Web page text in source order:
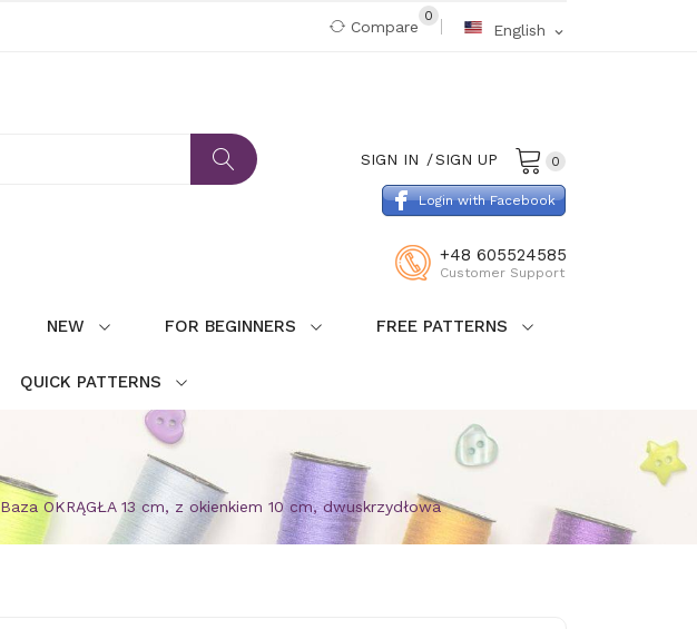
English expand_more
Compare
0
0
SIGN IN SIGN UP
+48 605524585
Customer Support
Login with Facebook
NEW FOR BEGINNERS FREE PATTERNS
QUICK PATTERNS
Baza OKRĄGŁA 13 cm, z okienkiem 10 cm, dwuskrzydłowa